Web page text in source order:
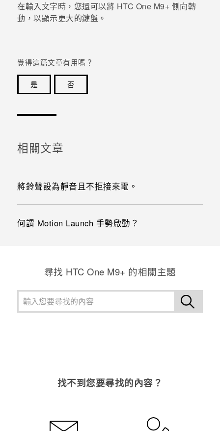
在輸入文字時，您還可以將 HTC One M9+ 側向轉
動，以顯示更大的鍵盤。
覺得這篇文章有用嗎？
是
否
相關文章
將鈴聲設為靜音且不拒接來電。
何謂 Motion Launch 手勢啟動？
尋找 HTC One M9+ 的相關主題
找不到您要尋找的內容？